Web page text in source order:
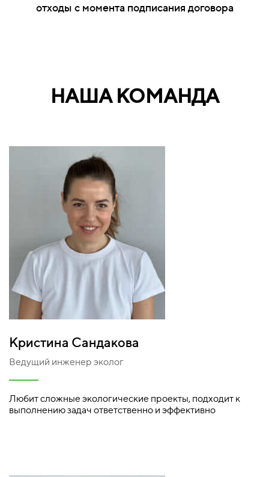
отходы с момента подписания договора
НАША КОМАНДА
Кристина Сандакова
Ведущий инженер эколог
Любит сложные экологические проекты, подходит к
выполнению задач ответственно и эффективно